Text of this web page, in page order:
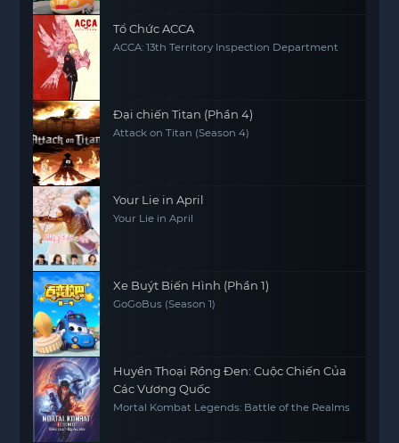
Tổ Chức ACCA
ACCA: 13th Territory Inspection Department
Đại chiến Titan (Phần 4)
Attack on Titan (Season 4)
Your Lie in April
Your Lie in April
Xe Buýt Biến Hình (Phần 1)
GoGoBus (Season 1)
Huyền Thoại Rồng Đen: Cuộc Chiến Của
Các Vương Quốc
Mortal Kombat Legends: Battle of the Realms